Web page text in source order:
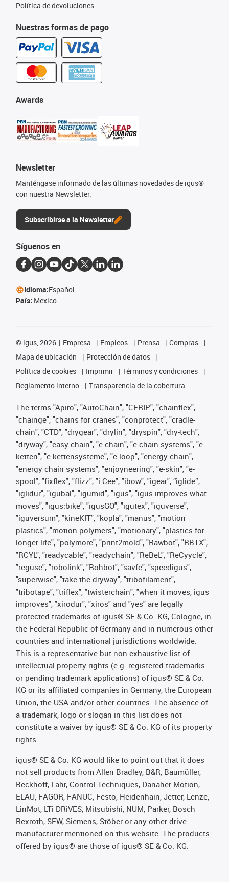
Nuestras formas de pago
Awards
Newsletter
Manténgase informado de las últimas novedades de igus®
con nuestra Newsletter.
Subscribirse a la Newsletter
Política de devoluciones
Síguenos en
Idioma:Español
País: Mexico
© igus, 2026 Empresa Empleos Prensa
Compras
Mapa de ubicación
Protección de datos
Política de cookies
Imprimir
Términos y condiciones
Reglamento interno
Transparencia de la cobertura
The terms "Apiro", "AutoChain", "CFRIP", "chainflex",
"chainge", "chains for cranes", "conprotect", "cradle-
chain", "CTD", "drygear", "drylin", "dryspin", "dry-tech",
"dryway", "easy chain", "e-chain", "e-chain systems", "e-
ketten", "e-kettensysteme", "e-loop", "energy chain",
"energy chain systems", "enjoyneering", "e-skin", "e-
spool", "fixflex", "flizz", "i.Cee", "ibow", "igear", “iglide”,
"iglidur", "igubal", "igumid", "igus", "igus improves what
moves", "igus:bike", "igusGO", "igutex", "iguverse",
"iguversum", "kineKIT", "kopla", "manus", "motion
plastics", "motion polymers", "motionary", "plastics for
longer life", "polymore", "print2mold", "Rawbot", "RBTX",
"RCYL", "readycable", "readychain", "ReBeL", "ReCyycle",
"reguse", "robolink", "Rohbot", "savfe", "speedigus",
"superwise", "take the dryway", "tribofilament",
"tribotape", "triflex", "twisterchain", "when it moves, igus
improves", "xirodur", "xiros" and "yes" are legally
protected trademarks of igus® SE & Co. KG, Cologne, in
the Federal Republic of Germany and in numerous other
countries and international jurisdictions worldwide.
This is a representative but non-exhaustive list of
intellectual-property rights (e.g. registered trademarks
or pending trademark applications) of igus® SE & Co.
KG or its affiliated companies in Germany, the European
Union, the USA and/or other countries. The absence of
a trademark, logo or slogan in this list does not
constitute a waiver by igus® SE & Co. KG of its property
rights.
igus® SE & Co. KG would like to point out that it does
not sell products from Allen Bradley, B&R, Baumüller,
Beckhoff, Lahr, Control Techniques, Danaher Motion,
ELAU, FAGOR, FANUC, Festo, Heidenhain, Jetter, Lenze,
LinMot, LTi DRiVES, Mitsubishi, NUM, Parker, Bosch
Rexroth, SEW, Siemens, Stöber or any other drive
manufacturer mentioned on this website. The products
offered by igus® are those of igus® SE & Co. KG.